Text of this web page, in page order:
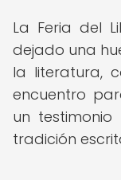
La Feria del
dejado una
la literatura,
encuentro
un
tradición